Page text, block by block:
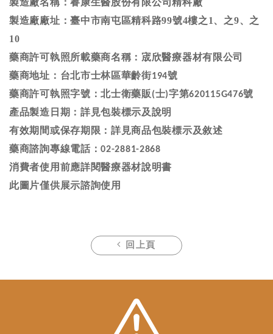
製造廠廠址：臺中市南屯區精科路99號4樓之1、之9、之
10
藥商許可執照所載藥商名稱：宬欣醫療器材有限公司
藥商地址：台北市士林區華齡街194號
藥商許可執照字號：北士衛藥販 (士)字第620115G476號
產品製造日期：詳見包裝標示及說明
有效期間或保存期限：詳見商品包裝標示及敘述
藥商諮詢專線電話：02-2881-2868
消費者使用前應詳閱醫療器材說明書
此圖片僅供展示諮詢使用
回上頁